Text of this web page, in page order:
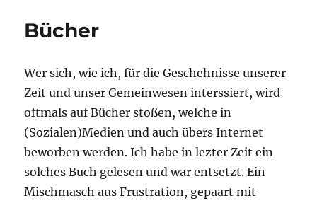
Bücher
Wer sich, wie ich, für die Geschehnisse unserer
Zeit und unser Gemeinwesen interssiert, wird
oftmals auf Bücher stoßen, welche in
(Sozialen)Medien und auch übers Internet
beworben werden. Ich habe in lezter Zeit ein
solches Buch gelesen und war entsetzt. Ein
Mischmasch aus Frustration, gepaart mit